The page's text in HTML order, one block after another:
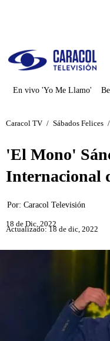
En vivo 'Yo Me Llamo'
Caracol TV / Sábados Felices /
'El Mono'
Internacional
Por: Caracol Televisión
18 de Dic, 2022
Actualizado: 18 de dic, 2022